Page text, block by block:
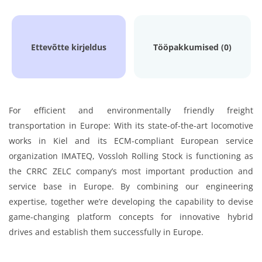
Ettevõtte kirjeldus Tööpakkumised (0)
For efficient and environmentally friendly freight
transportation in Europe: With its state-of-the-art locomotive
works in Kiel and its ECM-compliant European service
organization IMATEQ, Vossloh Rolling Stock is functioning as
the CRRC ZELC company’s most important production and
service base in Europe. By combining our engineering
expertise, together we’re developing the capability to devise
game-changing platform concepts for innovative hybrid
drives and establish them successfully in Europe.